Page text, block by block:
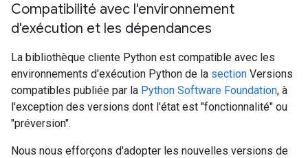
Compatibilité avec l'environnement
d'exécution et les dépendances
La bibliothèque cliente Python est compatible avec les
environnements d'exécution Python de la section Versions
compatibles publiée par la Python Software Foundation, à
l'exception des versions dont l'état est "fonctionnalité" ou
"préversion".
Nous nous efforçons d'adopter les nouvelles versions de